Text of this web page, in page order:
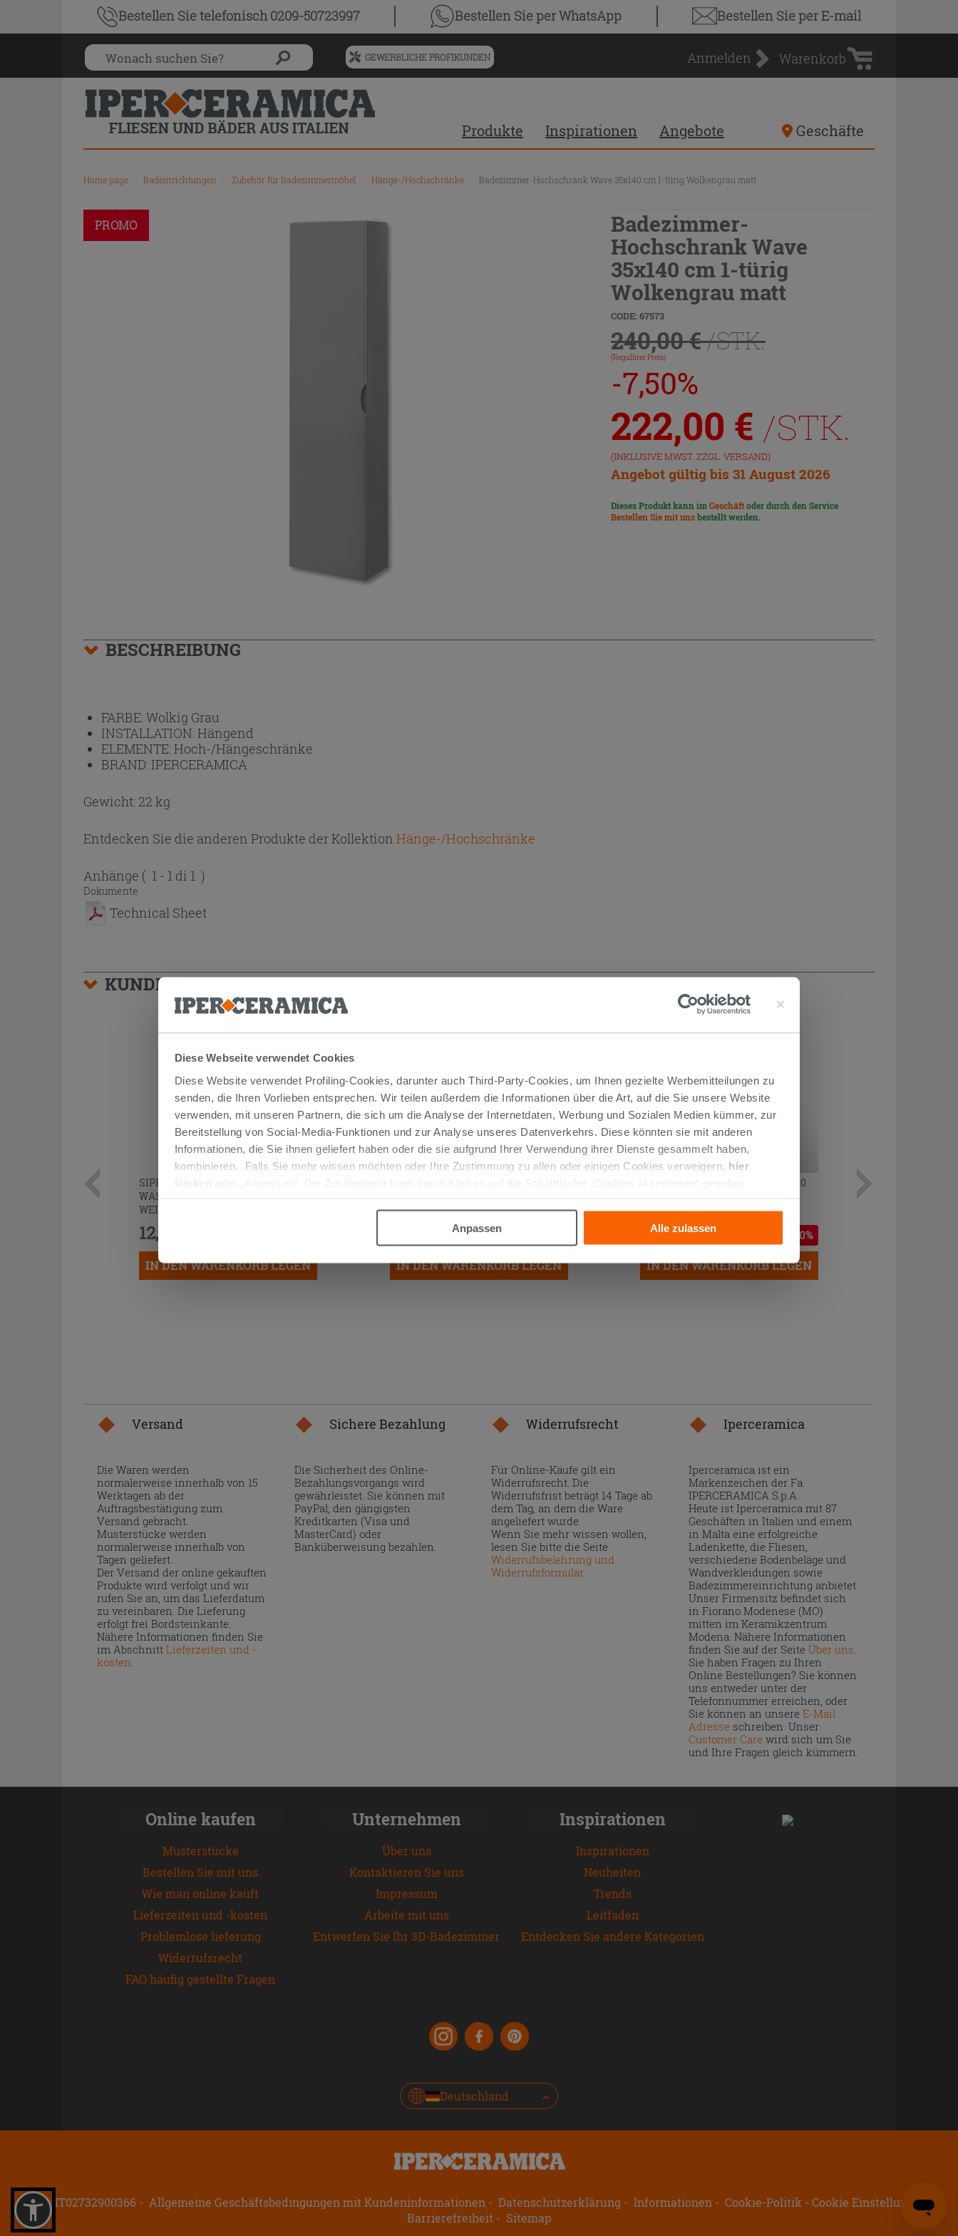
Diese Webseite verwendet Cookies
Diese Website verwendet Profiling-Cookies, darunter auch Third-Party-Cookies, um Ihnen gezielte Werbemitteilungen zu
senden, die Ihren Vorlieben entsprechen. Wir teilen außerdem die Informationen über die Art, auf die Sie unsere Website
verwenden, mit unseren Partnern, die sich um die Analyse der Internetdaten, Werbung und Sozialen Medien kümmer, zur
Bereitstellung von Social-Media-Funktionen und zur Analyse unseres Datenverkehrs. Diese könnten sie mit anderen
Informationen, die Sie ihnen geliefert haben oder die sie aufgrund Ihrer Verwendung ihrer Dienste gesammelt haben,
kombinieren. Falls Sie mehr wissen möchten oder Ihre Zustimmung zu allen oder einigen Cookies verweigern, hier
klicken
oder „Anpassen“. Die Zustimmung kann durch Klicken auf die Schaltfläche „Cookies akzeptieren“ gegeben
Anpassen
Alle zulassen
Bestellen Sietelefonisch 0209-50723997 Bestellen Sieper WhatsApp Bestellen Sieper E-mail
Menü
für
vorgeschlagenen
Siteinhalt
und
Suchprotokoll
GEWERBLICHE PROFIKUNDEN Anmelden
Warenkorb
Warenkorb
Produkte Inspirationen Angebote Geschäfte
Home page Badeinrichtungen Zubehör für Badezimmermöbel Hänge-/Hochschränke Badezimmer-Hochschrank Wave 35x140 cm 1-türig Wolkengrau matt
PROMO
Badezimmer-
Hochschrank Wave
35x140 cm 1-türig
Wolkengrau matt
CODE: 67573
240,00 €/STK.
(Regulärer Preis)
-7,50%
222,00 € /STK.
(INKLUSIVE MWST. ZZGL. VERSAND)
Angebot gültig bis 31 August 2026
Dieses Produkt kann imGeschäftoder durch den Service
Bestellen Sie mit unsbestellt werden.
BESCHREIBUNG
FARBE:Wolkig Grau
INSTALLATION:Hängend
ELEMENTE:Hoch-/Hängeschränke
BRAND: IPERCERAMICA
Gewicht: 22 kg
Entdecken Sie die anderen Produkte der Kollektion Hänge-/Hochschränke
Anhänge ( 1 - 1 di 1 )
Dokumente
Technical Sheet
KUNDEN, DIE DIESEN ARTIKEL GEKAUFT HABEN, KAUFTEN AUCH...
SIPHON PLATZSPAREND
WASCHTISCH AUS POLYPROPYLEN
WEISS
12,90 €
IN DEN WARENKORB LEGEN
WASSERHAHN ZUR MONTAGE
FILTER UND GELENK CHROM
/STK.
IN DEN WARENKORB LEGEN
LED-SPIEGEL LINEAR 140 HÖHE 70
360,31 € /STK. -15,00%
IN DEN WARENKORB LEGEN
Versand
Die Waren werden
normalerweise innerhalb von 15
Werktagen ab der
Auftragsbestätigung zum
Versand gebracht.
Musterstücke werden
normalerweise innerhalb von
Tagen geliefert.
Der Versand der online gekauften
Produkte wird verfolgt und wir
rufen Sie an, um das Lieferdatum
zu vereinbaren. Die Lieferung
erfolgt frei Bordsteinkante.
Nähere Informationen finden Sie
im Abschnitt Lieferzeiten und -
kosten.
Sichere Bezahlung
Die Sicherheit des Online-
Bezahlungsvorgangs wird
gewährleistet. Sie können mit
PayPal, den gängigsten
Kreditkarten (Visa und
MasterCard) oder
Banküberweisung bezahlen.
Widerrufsrecht
Für Online-Käufe gilt ein
Widerrufsrecht. Die
Widerrufsfrist beträgt 14 Tage ab
dem Tag, an dem die Ware
angeliefert wurde.
Wenn Sie mehr wissen wollen,
lesen Sie bitte die Seite
Widerrufsbelehrung und
Widerrufsformular.
Iperceramica
Iperceramica ist ein
Markenzeichen der Fa.
IPERCERAMICA S.p.A..
Heute ist Iperceramica mit 87
Geschäften in Italien und einem
in Malta eine erfolgreiche
Ladenkette, die Fliesen,
verschiedene Bodenbeläge und
Wandverkleidungen sowie
Badezimmereinrichtung anbietet.
Unser Firmensitz befindet sich
in Fiorano Modenese (MO)
mitten im Keramikzentrum
Modena. Nähere Informationen
finden Sie auf der Seite Über uns.
Sie haben Fragen zu Ihren
Online Bestellungen? Sie können
uns entweder unter der
Telefonnummer erreichen, oder
Sie können an unsere E-Mail
Adresseschreiben. Unser
Customer Carewird sich um Sie
und Ihre Fragen gleich kümmern.
Online kaufen
Musterstücke
Bestellen Sie mit uns
Wie man online kauft
Lieferzeiten und -kosten
Problemlose lieferung
Widerrufsrecht
FAQ häufig gestellte Fragen
Unternehmen
Über uns
Kontaktieren Sie uns
Impressum
Arbeite mit uns
Entwerfen Sie Ihr 3D-Badezimmer
Inspirationen
Inspirationen
Neuheiten
Trends
Leitfaden
Entdecken Sie andere Kategorien
Deutschland
P.IVA: IT02732900366 Allgemeine Geschäftsbedingungen mit Kundeninformationen Datenschutzerklärung Informationen Cookie-Politik
Cookie Einstellungen
Barrierefreiheit
Sitemap